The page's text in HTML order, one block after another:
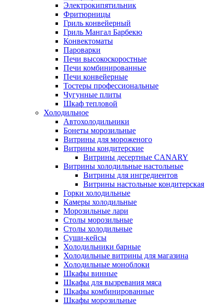
Электрокипятильник
Фритюрницы
Гриль конвейерный
Гриль Мангал Барбекю
Конвектоматы
Пароварки
Печи высокоскоростные
Печи комбинированные
Печи конвейерные
Тостеры профессиональные
Чугунные плиты
Шкаф тепловой
Холодильное
Автохолодильники
Бонеты морозильные
Витрины для мороженого
Витрины кондитерские
Витрины десертные CANARY
Витрины холодильные настольные
Витрины для ингредиентов
Витрины настольные кондитерская
Горки холодильные
Камеры холодильные
Морозильные лари
Столы морозильные
Столы холодильные
Суши-кейсы
Холодильники барные
Холодильные витрины для магазина
Холодильные моноблоки
Шкафы винные
Шкафы для вызревания мяса
Шкафы комбинированные
Шкафы морозильные